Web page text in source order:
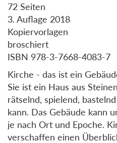
72 Seiten
3. Auflage 2018
Kopiervorlagen
broschiert
ISBN 978-3-7668-4083-7
Kirche - das ist ein
Sie ist ein Haus aus
rätselnd, spielend,
kann. Das Gebäude kann
je nach Ort und Epoche.
verschaffen einen